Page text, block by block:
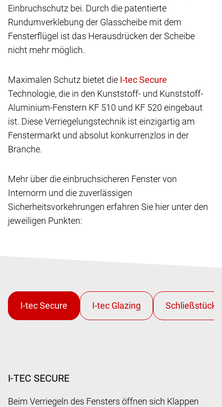
Einbruchschutz bei. Durch die patentierte
Rundumverklebung der Glasscheibe mit dem
Fensterflügel ist das Herausdrücken der Scheibe
nicht mehr möglich.
Maximalen Schutz bietet die
Technologie, die in den Kunststoff- und Kunststoff-
Aluminium-Fenstern KF 510 und KF 520 eingebaut
ist. Diese Verriegelungstechnik ist einzigartig am
Fenstermarkt und absolut konkurrenzlos in der
Branche.
Mehr über die einbruchsicheren Fenster von
Internorm und die zuverlässigen
Sicherheitsvorkehrungen erfahren Sie hier unter den
jeweiligen Punkten:
I-TEC SECURE
Beim Verriegeln des Fensters öffnen sich Klappen